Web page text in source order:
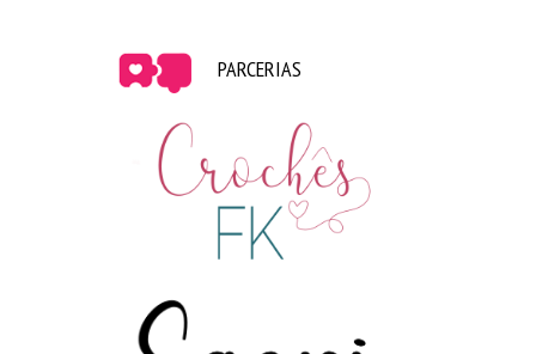
PARCERIAS